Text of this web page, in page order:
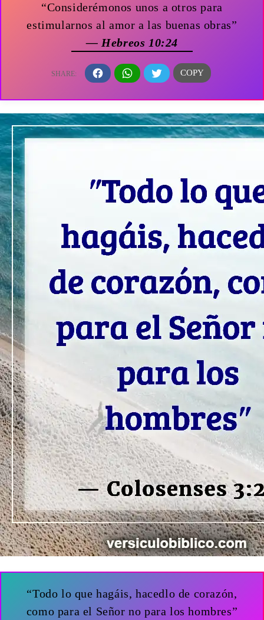
“Considerémonos unos a otros para
estimularnos al amor a las buenas obras”
— Hebreos 10:24
“Todo lo que hagáis, hacedlo de corazón,
como para el Señor no para los hombres”